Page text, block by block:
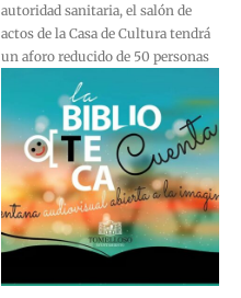
autoridad sanitaria, el salón de
actos de la Casa de Cultura tendrá
un aforo reducido de 50 personas